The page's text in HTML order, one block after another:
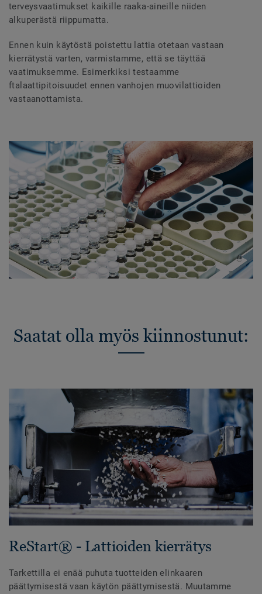
terveysvaatimukset kaikille raaka-aineille niiden
alkuperästä riippumatta.
Ennen kuin käytöstä poistettu lattia otetaan vastaan
kierrätystä varten, varmistamme, että se täyttää
vaatimuksemme. Esimerkiksi testaamme
ftalaattipitoisuudet ennen vanhojen muovilattioiden
vastaanottamista.
Saatat olla myös kiinnostunut:
ReStart® - Lattioiden kierrätys
Tarkettilla ei enää puhuta tuotteiden elinkaaren
päättymisestä vaan käytön päättymisestä. Muutamme